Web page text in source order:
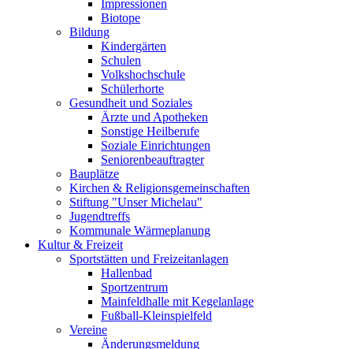
Impressionen
Biotope
Bildung
Kindergärten
Schulen
Volkshochschule
Schülerhorte
Gesundheit und Soziales
Ärzte und Apotheken
Sonstige Heilberufe
Soziale Einrichtungen
Seniorenbeauftragter
Bauplätze
Kirchen & Religionsgemeinschaften
Stiftung "Unser Michelau"
Jugendtreffs
Kommunale Wärmeplanung
Kultur & Freizeit
Sportstätten und Freizeitanlagen
Hallenbad
Sportzentrum
Mainfeldhalle mit Kegelanlage
Fußball-Kleinspielfeld
Vereine
Änderungsmeldung